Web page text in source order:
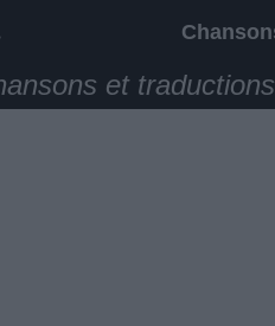
et traductions